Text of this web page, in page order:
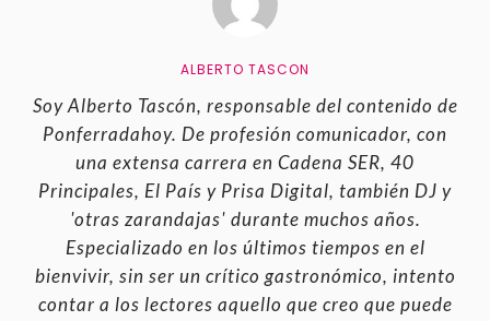
ALBERTO TASCON
Soy Alberto Tascón, responsable del contenido de
Ponferradahoy. De profesión comunicador, con
una extensa carrera en Cadena SER, 40
Principales, El País y Prisa Digital, también DJ y
'otras zarandajas' durante muchos años.
Especializado en los últimos tiempos en el
bienvivir, sin ser un crítico gastronómico, intento
contar a los lectores aquello que creo que puede